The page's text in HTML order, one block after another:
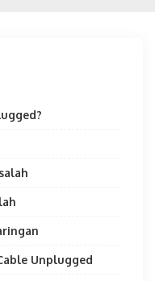
Unplugged